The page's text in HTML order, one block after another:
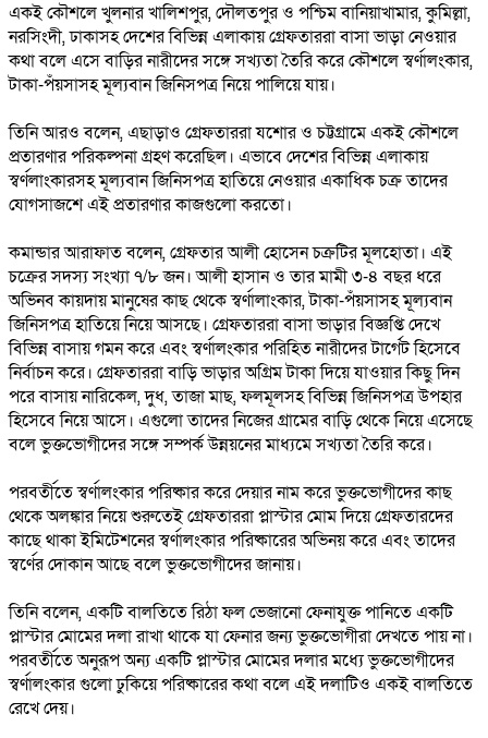
একই কৌশলে খুলনার খালিশপুর, দৌলতপুর ও পশ্চিম বানিয়াখামার, কুমিল্লা,
নরসিংদী, ঢাকাসহ দেশের বিভিন্ন এলাকায় গ্রেফতাররা বাসা ভাড়া নেওয়ার
কথা বলে এসে বাড়ির নারীদের সঙ্গে সখ্যতা তৈরি করে কৌশলে স্বর্ণালংকার,
টাকা-পঁয়সাসহ মূল্যবান জিনিসপত্র নিয়ে পালিয়ে যায়।
তিনি আরও বলেন, এছাড়াও গ্রেফতাররা যশোর ও চট্টগ্রামে একই কৌশলে
প্রতারণার পরিকল্পনা গ্রহণ করেছিল। এভাবে দেশের বিভিন্ন এলাকায়
স্বর্ণলাংকারসহ মূল্যবান জিনিসপত্র হাতিয়ে নেওয়ার একাধিক চক্র তাদের
যোগসাজশে এই প্রতারণার কাজগুলো করতো।
কমান্ডার আরাফাত বলেন, গ্রেফতার আলী হোসেন চক্রটির মূলহোতা। এই
চক্রের সদস্য সংখ্যা ৭/৮ জন। আলী হাসান ও তার মামী ৩-৪ বছর ধরে
অভিনব কায়দায় মানুষের কাছ থেকে স্বর্ণালাংকার, টাকা-পঁয়সাসহ মূল্যবান
জিনিসপত্র হাতিয়ে নিয়ে আসছে। গ্রেফতাররা বাসা ভাড়ার বিজ্ঞপ্তি দেখে
বিভিন্ন বাসায় গমন করে এবং স্বর্ণালংকার পরিহিত নারীদের টার্গেট হিসেবে
নির্বাচন করে। গ্রেফতাররা বাড়ি ভাড়ার অগ্রিম টাকা দিয়ে যাওয়ার কিছু দিন
পরে বাসায় নারিকেল, দুধ, তাজা মাছ, ফলমূলসহ বিভিন্ন জিনিসপত্র উপহার
হিসেবে নিয়ে আসে। এগুলো তাদের নিজের গ্রামের বাড়ি থেকে নিয়ে এসেছে
বলে ভুক্তভোগীদের সঙ্গে সম্পর্ক উন্নয়নের মাধ্যমে সখ্যতা তৈরি করে।
পরবর্তীতে স্বর্ণালংকার পরিষ্কার করে দেয়ার নাম করে ভুক্তভোগীদের কাছ
থেকে অলঙ্কার নিয়ে শুরুতেই গ্রেফতাররা প্লাস্টার মোম দিয়ে গ্রেফতারদের
কাছে থাকা ইমিটেশনের স্বর্ণালংকার পরিষ্কারের অভিনয় করে এবং তাদের
স্বর্ণের দোকান আছে বলে ভুক্তভোগীদের জানায়।
তিনি বলেন, একটি বালতিতে রিঠা ফল ভেজানো ফেনাযুক্ত পানিতে একটি
প্লাস্টার মোমের দলা রাখা থাকে যা ফেনার জন্য ভুক্তভোগীরা দেখতে পায় না।
পরবর্তীতে অনুরূপ অন্য একটি প্লাস্টার মোমের দলার মধ্যে ভুক্তভোগীদের
স্বর্ণালংকার গুলো ঢুকিয়ে পরিষ্কারের কথা বলে এই দলাটিও একই বালতিতে
রেখে দেয়।